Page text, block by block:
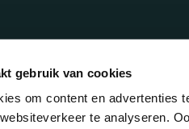
gebruik van cookies
om content en advertenties
te analyseren.